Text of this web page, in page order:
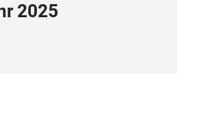
2025